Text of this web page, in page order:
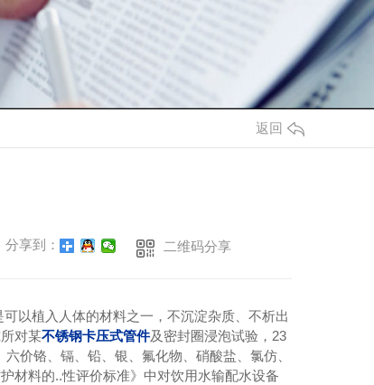
返回
分享到： 二维码分享
以植入人体的材料之一，不沉淀杂质、不析出
对某不锈钢卡压式管件及密封圈浸泡试验，23
价铬、镉、铅、银、氟化物、硝酸盐、氯仿、
材料的..性评价标准》中对饮用水输配水设备